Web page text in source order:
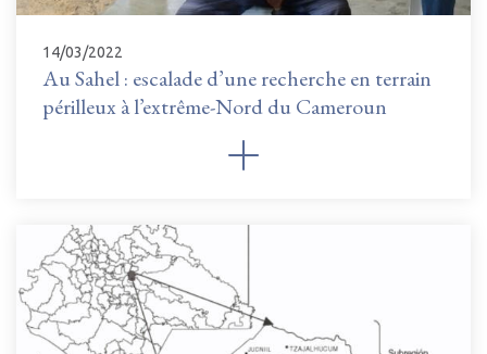
14/03/2022
Au Sahel : escalade d’une recherche en terrain
périlleux à l’extrême-Nord du Cameroun